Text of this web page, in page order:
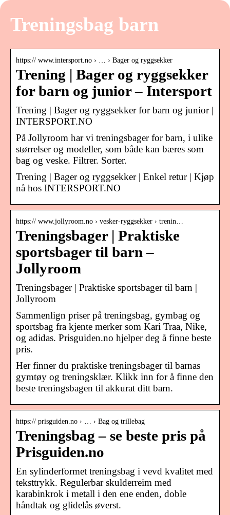
Treningsbag barn
https:// www.intersport.no › … › Bager og ryggsekker
Trening | Bager og ryggsekker
for barn og junior – Intersport
Trening | Bager og ryggsekker for barn og junior |
INTERSPORT.NO
På Jollyroom har vi treningsbager for barn, i ulike
størrelser og modeller, som både kan bæres som
bag og veske. Filtrer. Sorter.
Trening | Bager og ryggsekker | Enkel retur | Kjøp
nå hos INTERSPORT.NO
https:// www.jollyroom.no › vesker-ryggsekker › trenin…
Treningsbager | Praktiske
sportsbager til barn –
Jollyroom
Treningsbager | Praktiske sportsbager til barn |
Jollyroom
Sammenlign priser på treningsbag, gymbag og
sportsbag fra kjente merker som Kari Traa, Nike,
og adidas. Prisguiden.no hjelper deg å finne beste
pris.
Her finner du praktiske treningsbager til barnas
gymtøy og treningsklær. Klikk inn for å finne den
beste treningsbagen til akkurat ditt barn.
https:// prisguiden.no › … › Bag og trillebag
Treningsbag – se beste pris på
Prisguiden.no
En sylinderformet treningsbag i vevd kvalitet med
teksttrykk. Regulerbar skulderreim med
karabinkrok i metall i den ene enden, doble
håndtak og glidelås øverst.